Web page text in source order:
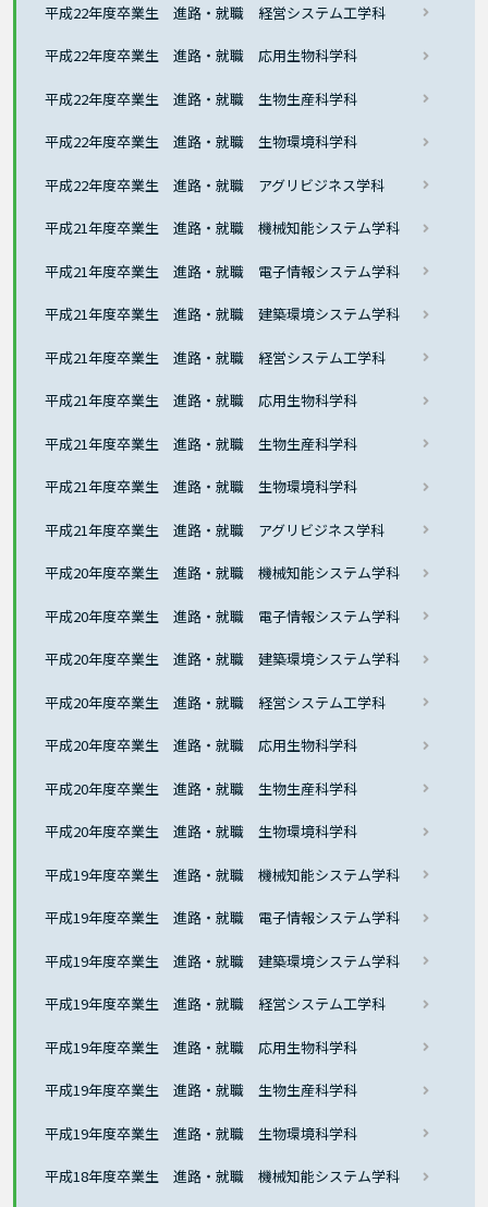
平成22年度卒業生 進路・就職 経営システム工学科
平成22年度卒業生 進路・就職 応用生物科学科
平成22年度卒業生 進路・就職 生物生産科学科
平成22年度卒業生 進路・就職 生物環境科学科
平成22年度卒業生 進路・就職 アグリビジネス学科
平成21年度卒業生 進路・就職 機械知能システム学科
平成21年度卒業生 進路・就職 電子情報システム学科
平成21年度卒業生 進路・就職 建築環境システム学科
平成21年度卒業生 進路・就職 経営システム工学科
平成21年度卒業生 進路・就職 応用生物科学科
平成21年度卒業生 進路・就職 生物生産科学科
平成21年度卒業生 進路・就職 生物環境科学科
平成21年度卒業生 進路・就職 アグリビジネス学科
平成20年度卒業生 進路・就職 機械知能システム学科
平成20年度卒業生 進路・就職 電子情報システム学科
平成20年度卒業生 進路・就職 建築環境システム学科
平成20年度卒業生 進路・就職 経営システム工学科
平成20年度卒業生 進路・就職 応用生物科学科
平成20年度卒業生 進路・就職 生物生産科学科
平成20年度卒業生 進路・就職 生物環境科学科
平成19年度卒業生 進路・就職 機械知能システム学科
平成19年度卒業生 進路・就職 電子情報システム学科
平成19年度卒業生 進路・就職 建築環境システム学科
平成19年度卒業生 進路・就職 経営システム工学科
平成19年度卒業生 進路・就職 応用生物科学科
平成19年度卒業生 進路・就職 生物生産科学科
平成19年度卒業生 進路・就職 生物環境科学科
平成18年度卒業生 進路・就職 機械知能システム学科